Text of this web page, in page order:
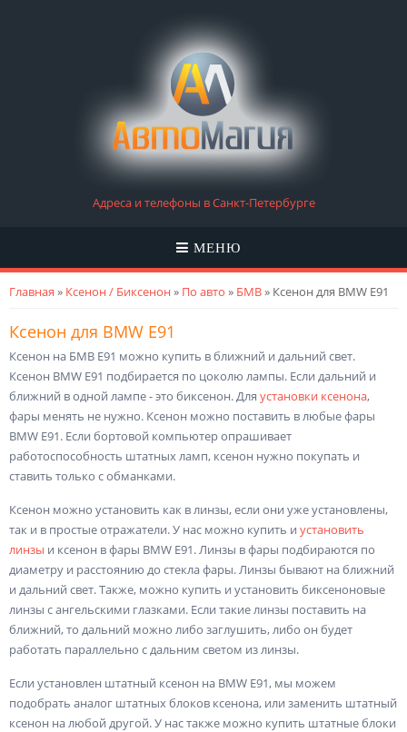
Адреса и телефоны в Санкт-Петербурге
МЕНЮ
Вы здесь
Главная » Ксенон / Биксенон» По авто » БМВ» Ксенон для BMW E91
Ксенон для BMW E91
Ксенон на БМВ Е91 можно купить в ближний и дальний свет.
Ксенон BMW E91 подбирается по цоколю лампы. Если дальний и
ближний в одной лампе - это биксенон. Для установки ксенона,
фары менять не нужно. Ксенон можно поставить в любые фары
BMW E91. Если бортовой компьютер опрашивает
работоспособность штатных ламп, ксенон нужно покупать и
ставить только с обманками.
Ксенон можно установить как в линзы, если они уже установлены,
так и в простые отражатели. У нас можно купить и установить
линзы и ксенон в фары BMW E91. Линзы в фары подбираются по
диаметру и расстоянию до стекла фары. Линзы бывают на ближний
и дальний свет. Также, можно купить и установить биксеноновые
линзы с ангельскими глазками. Если такие линзы поставить на
ближний, то дальний можно либо заглушить, либо он будет
работать параллельно с дальним светом из линзы.
Если установлен штатный ксенон на BMW E91, мы можем
подобрать аналог штатных блоков ксенона, или заменить штатный
ксенон на любой другой. У нас также можно купить штатные блоки